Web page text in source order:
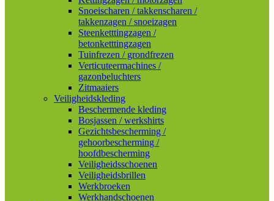
Snoeischaren / takkenscharen /
takkenzagen / snoeizagen
Steenketttingzagen /
betonketttingzagen
Tuinfrezen / grondfrezen
Verticuteermachines /
gazonbeluchters
Zitmaaiers
Veiligheidskleding
Beschermende kleding
Bosjassen / werkshirts
Gezichtsbescherming /
gehoorbescherming /
hoofdbescherming
Veiligheidsschoenen
Veiligheidsbrillen
Werkbroeken
Werkhandschoenen